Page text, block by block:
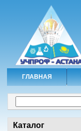
ГЛАВНАЯ
Каталог